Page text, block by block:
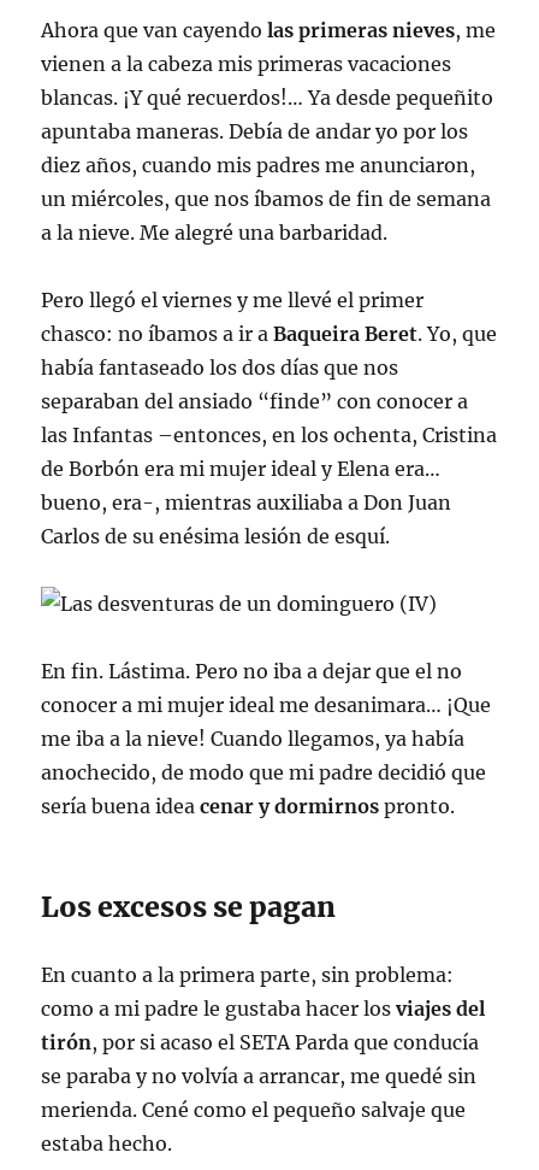
Ahora que van cayendolas primeras nieves, me
vienen a la cabeza mis primeras vacaciones
blancas. ¡Y qué recuerdos!… Ya desde pequeñito
apuntaba maneras. Debía de andar yo por los
diez años, cuando mis padres me anunciaron,
un miércoles, que nos íbamos de fin de semana
a la nieve. Me alegré una barbaridad.
Pero llegó el viernes y me llevé el primer
chasco: no íbamos a ir aBaqueira Beret. Yo, que
había fantaseado los dos días que nos
separaban del ansiado “finde” con conocer a
las Infantas –entonces, en los ochenta, Cristina
de Borbón era mi mujer ideal y Elena era…
bueno, era-, mientras auxiliaba a Don Juan
Carlos de su enésima lesión de esquí.
En fin. Lástima. Pero no iba a dejar que el no
conocer a mi mujer ideal me desanimara… ¡Que
me iba a la nieve! Cuando llegamos, ya había
anochecido, de modo que mi padre decidió que
sería buena ideacenar y dormirnos pronto.
Los excesos se pagan
En cuanto a la primera parte, sin problema:
como a mi padre le gustaba hacer losviajes del
tirón, por si acaso el SETA Parda que conducía
se paraba y no volvía a arrancar, me quedé sin
merienda. Cené como el pequeño salvaje que
estaba hecho.